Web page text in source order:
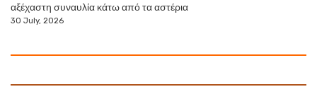
αξέχαστη συναυλία κάτω από τα αστέρια
30 July, 2026